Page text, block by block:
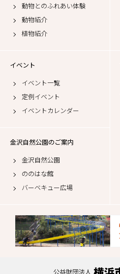
動物とのふれあい体験
動物紹介
植物紹介
イベント
イベント一覧
定例イベント
イベントカレンダー
金沢自然公園のご案内
金沢自然公園
ののはな館
バーベキュー広場